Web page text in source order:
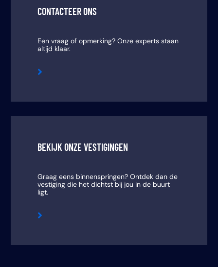
CONTACTEER ONS
Een vraag of opmerking? Onze experts staan
altijd klaar.

BEKIJK ONZE VESTIGINGEN
Graag eens binnenspringen? Ontdek dan de
vestiging die het dichtst bij jou in de buurt
ligt.
